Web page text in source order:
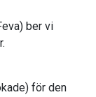
ber vi
för den